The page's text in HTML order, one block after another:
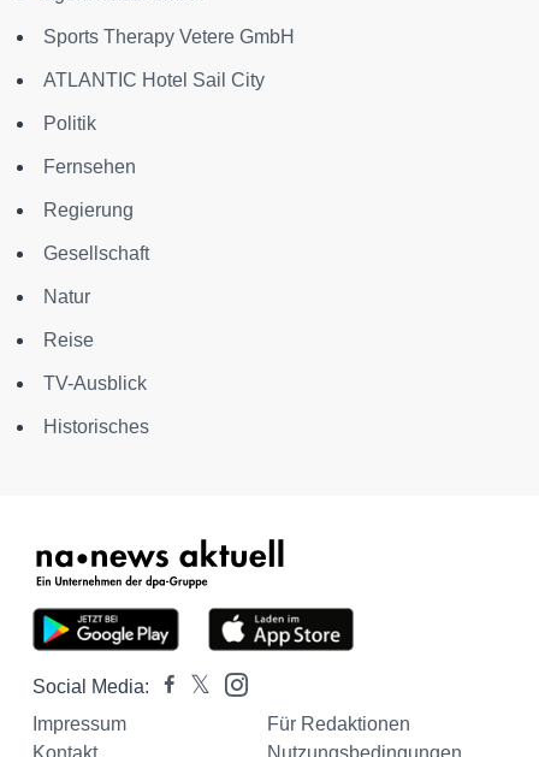
Sports Therapy Vetere GmbH
ATLANTIC Hotel Sail City
Politik
Fernsehen
Regierung
Gesellschaft
Natur
Reise
TV-Ausblick
Historisches
Social Media:
Impressum
Für Redaktionen
Kontakt
Nutzungsbedingungen